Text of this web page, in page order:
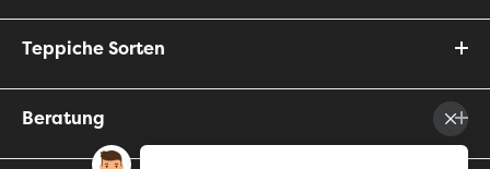
Teppiche Sorten
Beratung